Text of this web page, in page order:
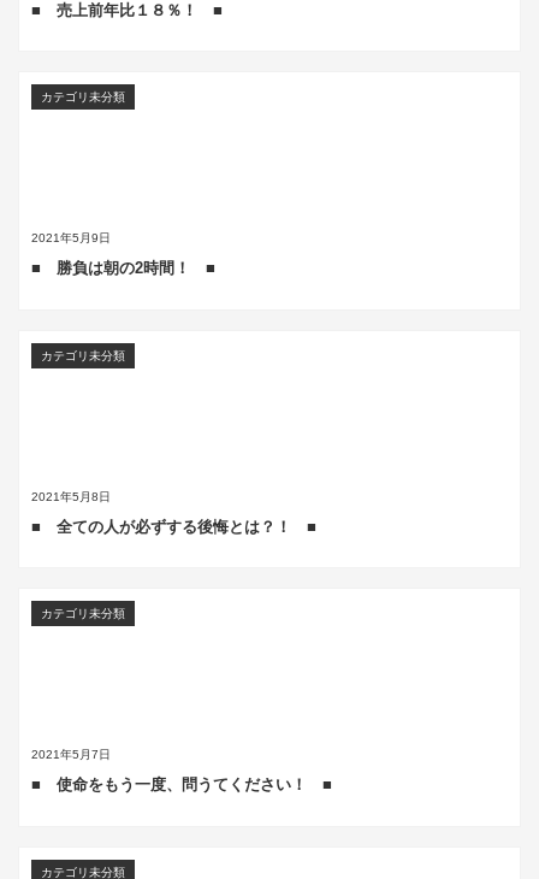
■ 売上前年比１８％！ ■
2021年5月9日
カテゴリ未分類
■ 勝負は朝の2時間！ ■
2021年5月8日
カテゴリ未分類
■ 全ての人が必ずする後悔とは？！ ■
2021年5月7日
カテゴリ未分類
■ 使命をもう一度、問うてください！ ■
カテゴリ未分類